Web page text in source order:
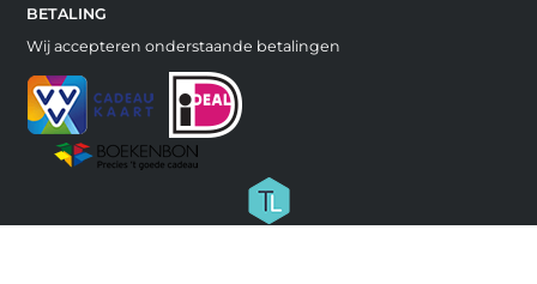
BETALING
Wij accepteren onderstaande betalingen